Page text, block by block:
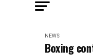
NEWS
Boxing